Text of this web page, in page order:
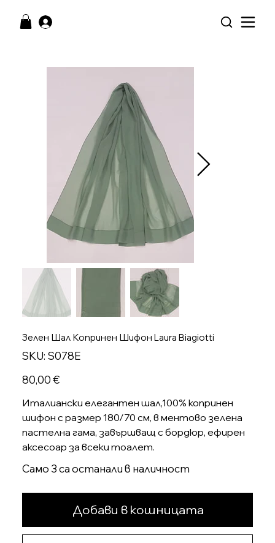
Зелен Шал Копринен Шифон Laura Biagiotti
SKU: SKU
S078E
S078E
Цена
80,00 €
Италиански елегантен шал,100% копринен
шифон с размер 180/70 см, в ментово зелена
пастелна гама, завършващ с бордюр, ефирен
аксесоар за всеки тоалет.
Само 3 са останали в наличност
Добави в кошницата